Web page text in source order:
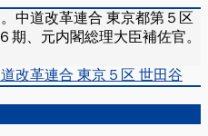
中道改革連合 東京都第５区
期、元内閣総理大臣補佐官。
改革連合 東京５区 世田谷